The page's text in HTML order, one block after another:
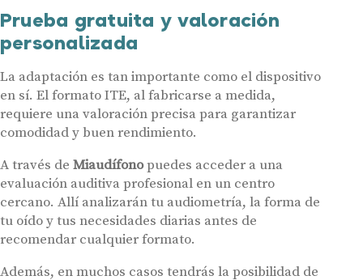
Prueba gratuita y valoración
personalizada
La adaptación es tan importante como el dispositivo
en sí. El formato ITE, al fabricarse a medida,
requiere una valoración precisa para garantizar
comodidad y buen rendimiento.
A través de Miaudífonopuedes acceder a una
evaluación auditiva profesional en un centro
cercano. Allí analizarán tu audiometría, la forma de
tu oído y tus necesidades diarias antes de
recomendar cualquier formato.
Además, en muchos casos tendrás la posibilidad de